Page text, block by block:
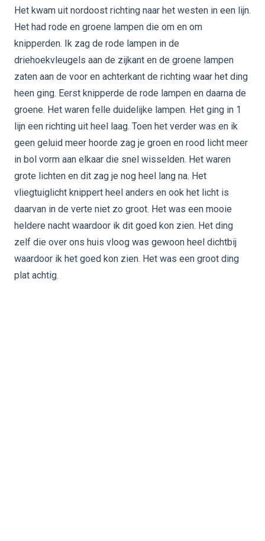
Het kwam uit nordoost richting naar het westen in een lijn.
Het had rode en groene lampen die om en om
knipperden. Ik zag de rode lampen in de
driehoekvleugels aan de zijkant en de groene lampen
zaten aan de voor en achterkant de richting waar het ding
heen ging. Eerst knipperde de rode lampen en daarna de
groene. Het waren felle duidelijke lampen. Het ging in 1
lijn een richting uit heel laag. Toen het verder was en ik
geen geluid meer hoorde zag je groen en rood licht meer
in bol vorm aan elkaar die snel wisselden. Het waren
grote lichten en dit zag je nog heel lang na. Het
vliegtuiglicht knippert heel anders en ook het licht is
daarvan in de verte niet zo groot. Het was een mooie
heldere nacht waardoor ik dit goed kon zien. Het ding
zelf die over ons huis vloog was gewoon heel dichtbij
waardoor ik het goed kon zien. Het was een groot ding
plat achtig.